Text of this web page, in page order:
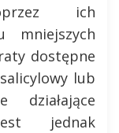
ich
mniejszych
dostępne
lub
działające
jednak